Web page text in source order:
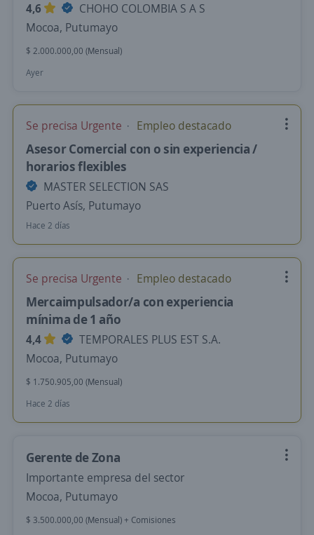
4,6
CHOHO COLOMBIA S A S
Mocoa, Putumayo
$ 2.000.000,00 (Mensual)
Ayer
Se precisa Urgente Empleo destacado
Asesor Comercial con o sin experiencia /
horarios flexibles
MASTER SELECTION SAS
Puerto Asís, Putumayo
Hace 2 días
Se precisa Urgente Empleo destacado
Mercaimpulsador/a con experiencia
mínima de 1 año
4,4
TEMPORALES PLUS EST S.A.
Mocoa, Putumayo
$ 1.750.905,00 (Mensual)
Hace 2 días
Gerente de Zona
Importante empresa del sector
Mocoa, Putumayo
$ 3.500.000,00 (Mensual) + Comisiones